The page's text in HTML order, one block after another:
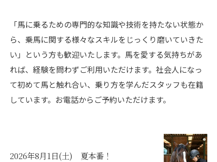
「馬に乗るための専門的な知識や技術を持たない状態か
ら、乗馬に関する様々なスキルをじっくり磨いていきた
い」という方も歓迎いたします。馬を愛する気持ちがあ
れば、経験を問わずご利用いただけます。社会人になっ
て初めて馬と触れ合い、乗り方を学んだスタッフも在籍
しています。お電話からご予約いただけます。
2026年8月1日(土) 夏本番！